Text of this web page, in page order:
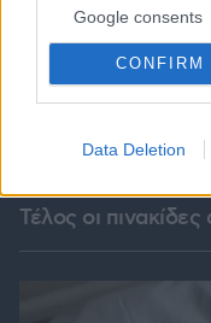
Google consents
CONFIRM
Data Deletion
Τέλος οι